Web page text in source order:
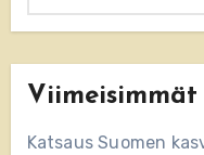
Katsaus Suomen